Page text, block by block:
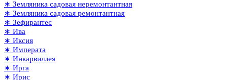
∗ Земляника садовая неремонтантная
∗ Земляника садовая ремонтантная
∗ Зефирантес
∗ Ива
∗ Иксия
∗ Императа
∗ Инкарвиллея
∗ Ирга
∗ Ирис